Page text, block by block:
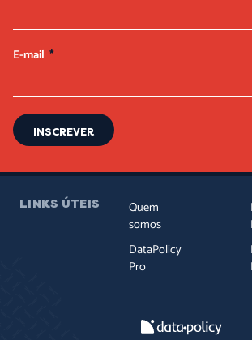
E-mail
INSCREVER
LINKS ÚTEIS
Quem
somos
DataPolicy
Pro